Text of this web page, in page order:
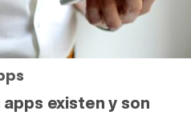
existen y son